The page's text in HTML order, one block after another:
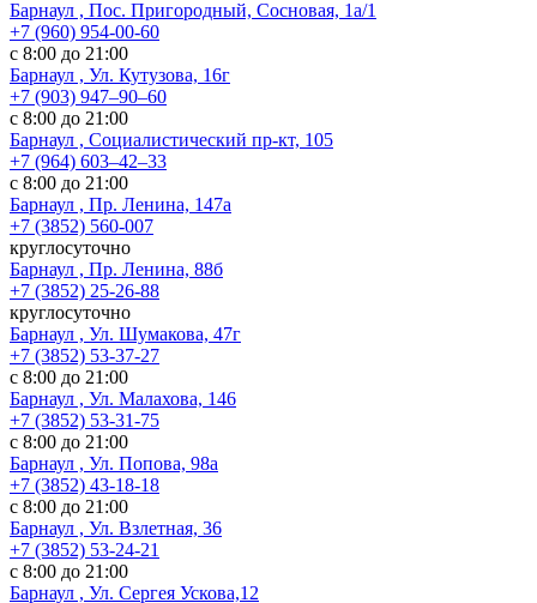
Барнаул , Пос. Пригородный, Сосновая, 1а/1
+7 (960) 954-00-60
с 8:00 до 21:00
Барнаул , Ул. Кутузова, 16г
+7 (903) 947‒90‒60
с 8:00 до 21:00
Барнаул , Социалистический пр-кт, 105
+7 (964) 603‒42‒33
с 8:00 до 21:00
Барнаул , Пр. Ленина, 147а
+7 (3852) 560-007
круглосуточно
Барнаул , Пр. Ленина, 88б
+7 (3852) 25-26-88
круглосуточно
Барнаул , Ул. Шумакова, 47г
+7 (3852) 53-37-27
с 8:00 до 21:00
Барнаул , Ул. Малахова, 146
+7 (3852) 53-31-75
с 8:00 до 21:00
Барнаул , Ул. Попова, 98а
+7 (3852) 43-18-18
с 8:00 до 21:00
Барнаул , Ул. Взлетная, 36
+7 (3852) 53-24-21
с 8:00 до 21:00
Барнаул , Ул. Сергея Ускова,12